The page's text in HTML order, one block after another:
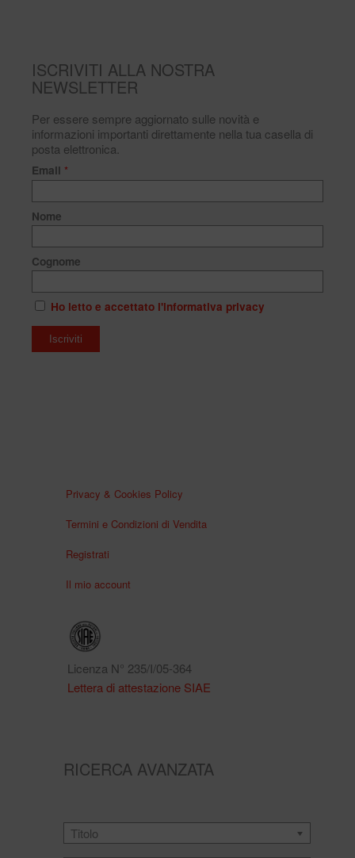
ISCRIVITI ALLA NOSTRA
NEWSLETTER
Per essere sempre aggiornato sulle novità e
informazioni importanti direttamente nella tua casella di
posta elettronica.
Email *
Nome
Cognome
Ho letto e accettato l'informativa privacy
Privacy & Cookies Policy
Termini e Condizioni di Vendita
Registrati
Il mio account
Licenza N° 235/I/05-364
Lettera di attestazione SIAE
RICERCA AVANZATA
Titolo